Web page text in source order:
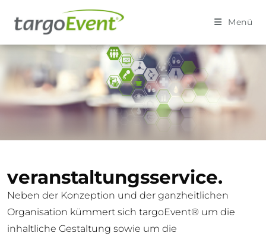
Menü
veranstaltungs­service.
Neben der Konzeption und der ganzheitlichen
Organisation kümmert sich targoEvent® um die
inhaltliche Gestaltung sowie um die